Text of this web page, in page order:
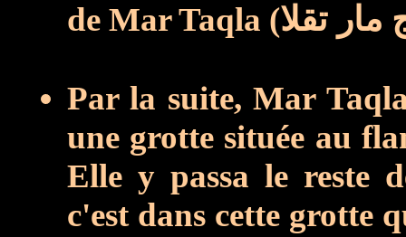
de Mar Taqla (مار تقلا
Par la suite, Mar
une grotte située au
Elle y passa le reste
c'est dans cette grotte